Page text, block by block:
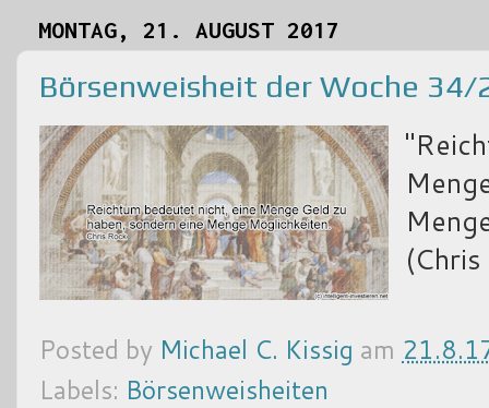
MONTAG, 21. AUGUST 2017
Börsenweisheit der Woche 34/
Posted by Michael C. Kissig am
Labels: Börsenweisheiten